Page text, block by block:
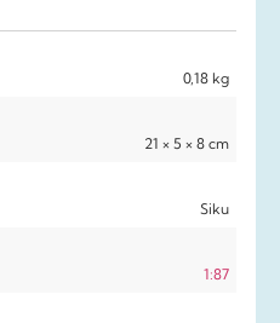
0,18 kg
21 × 5 × 8 cm
Siku
1:87